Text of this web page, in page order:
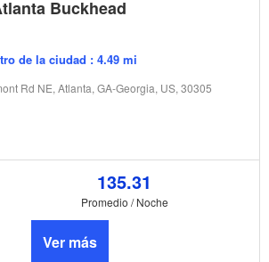
Buckhead
de la ciudad : 4.49 mi
Rd NE, Atlanta, GA-Georgia, US, 30305
135.31
Promedio / Noche
Ver más